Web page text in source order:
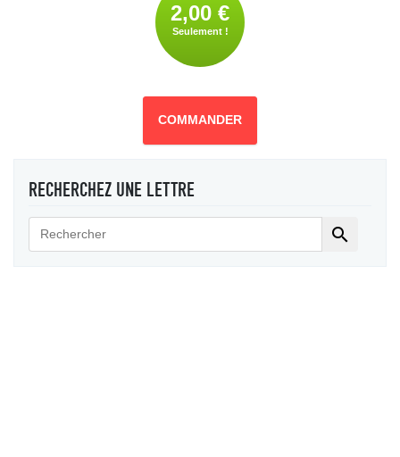
2,00 €
Seulement !
COMMANDER
RECHERCHEZ UNE LETTRE
